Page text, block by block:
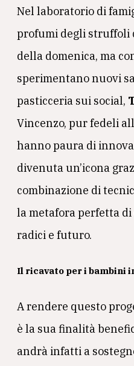
Nel laboratorio di
profumi degli struffoli
della domenica, ma
sperimentano nuovi
pasticceria sui social,
Vincenzo, pur fedeli
hanno paura di
divenuta un’icona
combinazione di
la metafora perfetta
radici e futuro.
Il ricavato per i bambini
A rendere questo
è la sua finalità
andrà infatti a